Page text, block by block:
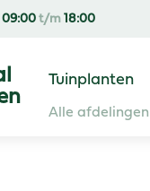
09:00 t/m 18:00
Tuinplanten
Alle afdelingen